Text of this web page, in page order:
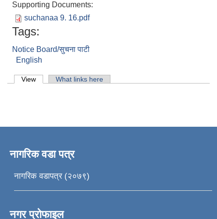
Supporting Documents:
suchanaa 9. 16.pdf
Tags:
Notice Board/सुचना पाटी
English
Primary tabs
View (active tab)What links here
नागरिक वडा पत्र
नागरिक वडापत्र (२०७९)
नगर प्रोफाइल